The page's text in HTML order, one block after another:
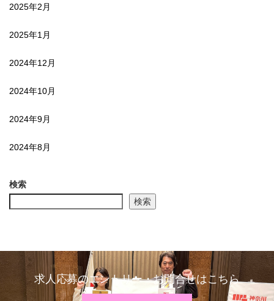
2025年2月
2025年1月
2024年12月
2024年10月
2024年9月
2024年8月
検索
検索
求人応募のエントリー・お問合せはこちら